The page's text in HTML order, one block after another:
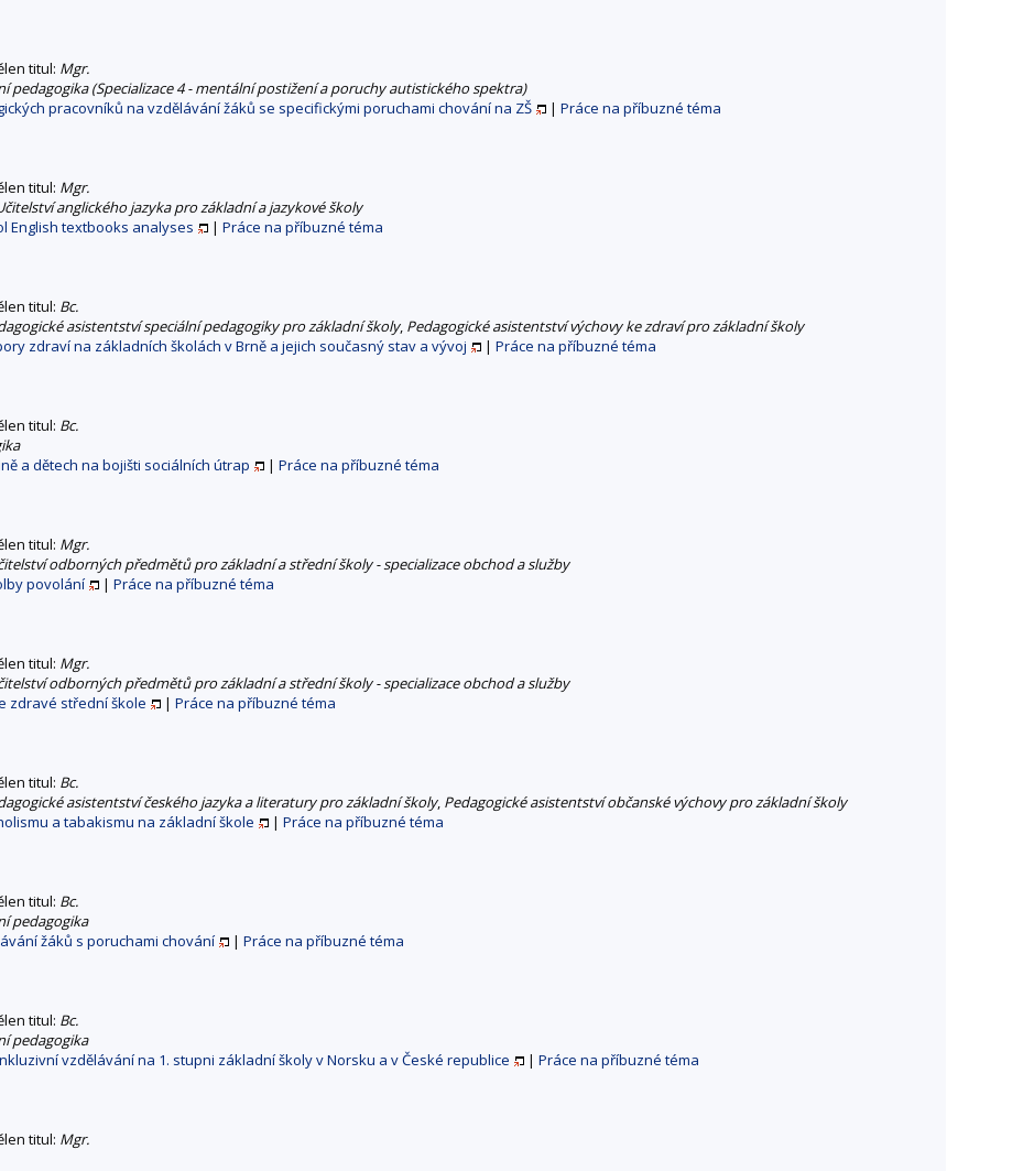
titul: Mgr.
pedagogika (Specializace 4 - mentální postižení a poruchy autistického spektra)
pracovníků na vzdělávání žáků se specifickými poruchami chování na ZŠ | Práce na příbuzné téma
titul: Mgr.
anglického jazyka pro základní a jazykové školy
English textbooks analyses | Práce na příbuzné téma
titul: Bc.
asistentství speciální pedagogiky pro základní školy, Pedagogické asistentství výchovy ke zdraví pro základní školy
zdraví na základních školách v Brně a jejich současný stav a vývoj | Práce na příbuzné téma
titul: Bc.
a dětech na bojišti sociálních útrap | Práce na příbuzné téma
titul: Mgr.
odborných předmětů pro základní a střední školy - specializace obchod a služby
povolání | Práce na příbuzné téma
titul: Mgr.
odborných předmětů pro základní a střední školy - specializace obchod a služby
zdravé střední škole | Práce na příbuzné téma
titul: Bc.
asistentství českého jazyka a literatury pro základní školy, Pedagogické asistentství občanské výchovy pro základní školy
a tabakismu na základní škole | Práce na příbuzné téma
titul: Bc.
pedagogika
žáků s poruchami chování | Práce na příbuzné téma
titul: Bc.
pedagogika
vzdělávání na 1. stupni základní školy v Norsku a v České republice | Práce na příbuzné téma
titul: Mgr.